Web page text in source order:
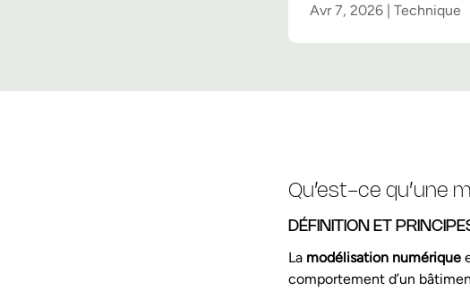
Avr 7, 2026 | Technique
Qu’est-ce qu’une
DÉFINITION ET
La modélisation numérique
comportement d’un